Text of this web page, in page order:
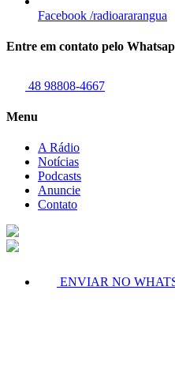
Facebook /radioararangua
Entre em contato pelo
48 98808-4667
Menu
A Rádio
Notícias
Podcasts
Anuncie
Contato
ENVIAR NO